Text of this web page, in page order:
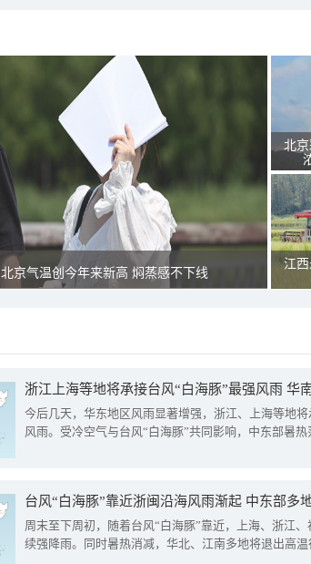
北京气温创今年来新高 焖蒸感不下线
北
江
浙江上海等地将承接台风“白海豚”最强风雨 华
今后几天，华东地区风雨显著增强，浙江、上海等地
风雨。受冷空气与台风“白海豚”共同影响，中东部暑热
台风“白海豚”靠近浙闽沿海风雨渐起 中东部多
周末至下周初，随着台风“白海豚”靠近，上海、浙江
续强降雨。同时暑热消减，华北、江南多地将退出高温